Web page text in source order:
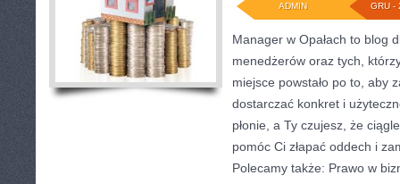
GRU -
ADMIN
Manager w Opałach to blog
menedżerów oraz tych,
miejsce powstało po to, aby
dostarczać konkret i
płonie, a Ty czujesz, że
pomóc Ci złapać oddech i
Polecamy także: Prawo w